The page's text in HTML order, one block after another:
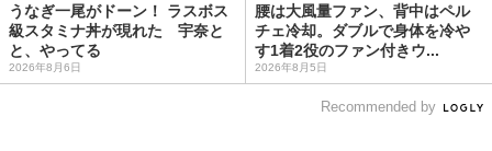
うなぎ一尾がドーン！ ラスボス
級スタミナ丼が現れた 宇奈と
と、やってる
2026年8月6日
腰は大風量ファン、背中はペル
チェ冷却。ダブルで身体を冷や
す1着2役のファン付きウ...
2026年8月5日
Recommended by